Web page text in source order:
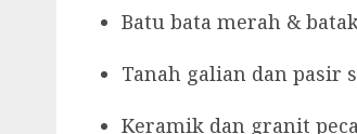
Batu bata merah &
Tanah galian dan pasir
Keramik dan granit